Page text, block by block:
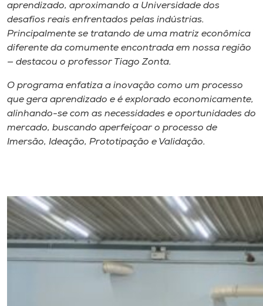
aprendizado, aproximando a Universidade dos
desafios reais enfrentados pelas indústrias.
Principalmente se tratando de uma matriz econômica
diferente da comumente encontrada em nossa região
— destacou o professor Tiago Zonta.
O programa enfatiza a inovação como um processo
que gera aprendizado e é explorado economicamente,
alinhando-se com as necessidades e oportunidades do
mercado, buscando aperfeiçoar o processo de
Imersão, Ideação, Prototipação e Validação.